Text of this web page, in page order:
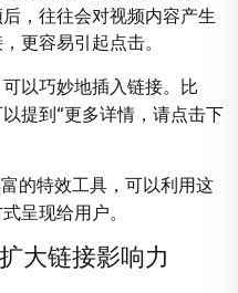
，往往会对视频内容产生
更容易引起点击。
可以巧妙地插入链接。比
提到“更多详情，请点击下
富的特效工具，可以利用这
呈现给用户。
大链接影响力